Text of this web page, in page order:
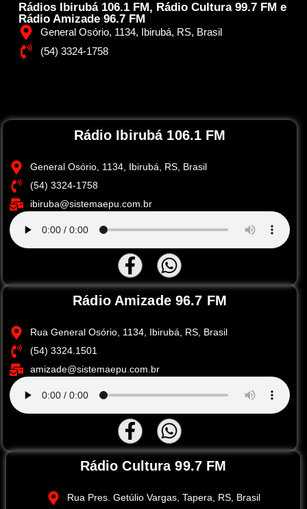
Rádios Ibirubá 106.1 FM, Rádio Cultura 99.7 FM e
Rádio Amizade 96.7 FM
General Osório, 1134, Ibirubá, RS, Brasil
(54) 3324-1758
Rádio Ibirubá 106.1 FM
General Osório, 1134, Ibirubá, RS, Brasil
(54) 3324-1758
ibiruba@sistemaepu.com.br
Rádio Amizade 96.7 FM
Rua General Osório, 1134, Ibirubá, RS, Brasil
(54) 3324.1501
amizade@sistemaepu.com.br
Rádio Cultura 99.7 FM
Rua Pres. Getúlio Vargas, Tapera, RS, Brasil